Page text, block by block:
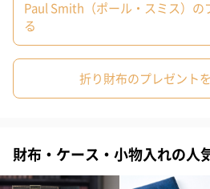
Paul Smith（ポール・スミス）の
る
折り財布のプレゼント
財布・ケース・小物入れの人